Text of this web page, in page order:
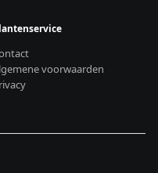
voorwaarden